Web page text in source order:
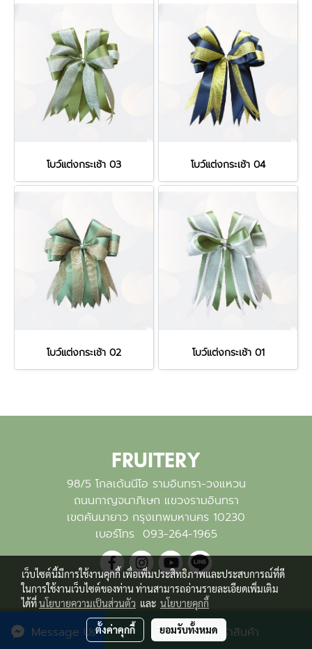
หยิบใส่ตะกร้าสินค้า
Message Us
โบว์แต่งกระเช้า 03 โบว์แต่งกระเช้า 04
โบว์แต่งกระเช้า 02 โบว์แต่งกระเช้า 01
FRUITERY
98/5 โกลเด้นนีโอ รามอินทรา-วงแหวน
ถนนกาญจนาภิเษก แขวงรามอินทรา
เขตคันนายาว กรุงเทพมหานคร 10230
เบอร์โทร 093-264-1965
Copyright byfruitery.net
เว็บไซต์นี้มีการใช้งานคุกกี้ เพื่อเพิ่มประสิทธิภาพและประสบการณ์ที่ดี
ในการใช้งานเว็บไซต์ของท่าน ท่านสามารถอ่านรายละเอียดเพิ่มเติม
ได้ที่นโยบายความเป็นส่วนตัว และ นโยบายคุกกี้
ตั้งค่าคุกกี้ ยอมรับทั้งหมด